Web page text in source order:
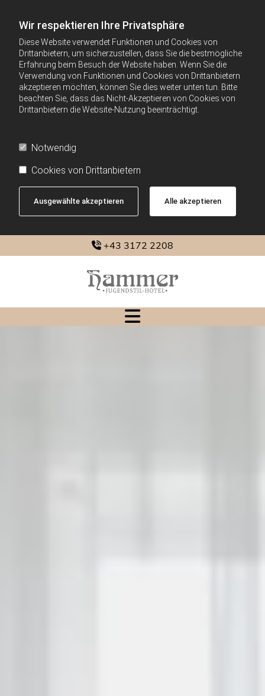
Wir respektieren Ihre Privatsphäre
Diese Website verwendet Funktionen und Cookies von
Drittanbietern, um sicherzustellen, dass Sie die bestmögliche
Erfahrung beim Besuch der Website haben. Wenn Sie die
Verwendung von Funktionen und Cookies von Drittanbietern
akzeptieren möchten, können Sie dies weiter unten tun. Bitte
beachten Sie, dass das Nicht-Akzeptieren von Cookies von
Drittanbietern die Website-Nutzung beeinträchtigt.
Notwendig
Cookies von Drittanbietern
Ausgewählte akzeptieren Alle akzeptieren
 +43 3172 2208